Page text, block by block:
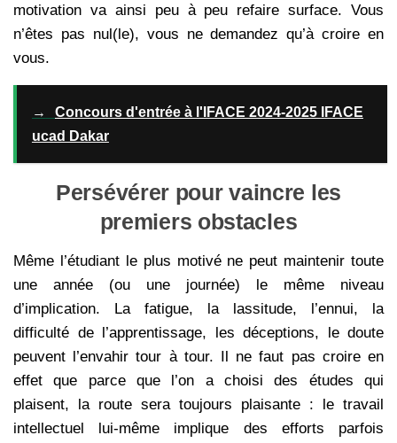
motivation va ainsi peu à peu refaire surface. Vous
n’êtes pas nul(le), vous ne demandez qu’à croire en
vous.
→
Concours d'entrée à l'IFACE 2024-2025 IFACE
ucad Dakar
Persévérer pour vaincre les
premiers obstacles
Même l’étudiant le plus motivé ne peut maintenir toute
une année (ou une journée) le même niveau
d’implication. La fatigue, la lassitude, l’ennui, la
difficulté de l’apprentissage, les déceptions, le doute
peuvent l’envahir tour à tour. Il ne faut pas croire en
effet que parce que l’on a choisi des études qui
plaisent, la route sera toujours plaisante : le travail
intellectuel lui-même implique des efforts parfois